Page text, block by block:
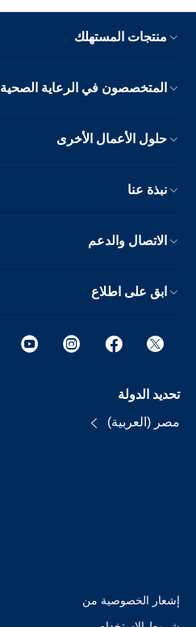
منتجات المستهلك
المتخصصون في الرعاية الصحية
حلول الأعمال الأخرى
نبذة عنا
الاتصال والدعم
ابق على اطلاع
تحديد الدولة
مصر (العربية)
إشعار الخصوصية من